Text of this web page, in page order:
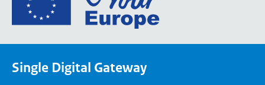
de
Single Digital Gateway